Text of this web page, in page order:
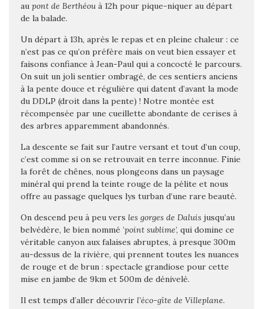
au pont de Berthéou à 12h pour pique-niquer au départ
de la balade.
Un départ à 13h, après le repas et en pleine chaleur : ce
n’est pas ce qu’on préfère mais on veut bien essayer et
faisons confiance à Jean-Paul qui a concocté le parcours.
On suit un joli sentier ombragé, de ces sentiers anciens
à la pente douce et régulière qui datent d’avant la mode
du DDLP (droit dans la pente) ! Notre montée est
récompensée par une cueillette abondante de cerises à
des arbres apparemment abandonnés.
La descente se fait sur l’autre versant et tout d’un coup,
c’est comme si on se retrouvait en terre inconnue. Finie
la forêt de chênes, nous plongeons dans un paysage
minéral qui prend la teinte rouge de la pélite et nous
offre au passage quelques lys turban d’une rare beauté.
On descend peu à peu vers les gorges de Daluis jusqu’au
belvédère, le bien nommé ’point sublime’, qui domine ce
véritable canyon aux falaises abruptes, à presque 300m
au-dessus de la rivière, qui prennent toutes les nuances
de rouge et de brun : spectacle grandiose pour cette
mise en jambe de 9km et 500m de dénivelé.
Il est temps d’aller découvrir l’éco-gîte de Villeplane.